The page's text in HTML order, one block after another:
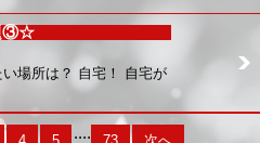
③☆
場所は？ 自宅！ 自宅が
....